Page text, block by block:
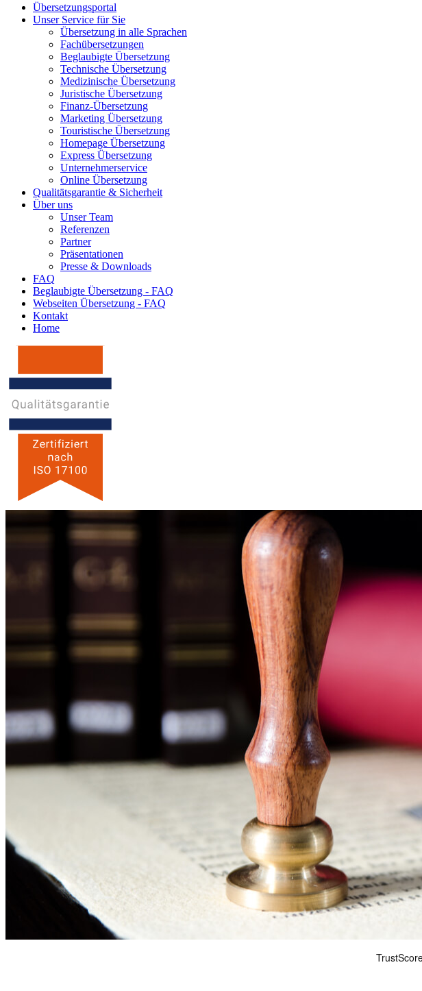
Übersetzungsportal
Unser Service für Sie
Übersetzung in alle Sprachen
Fachübersetzungen
Beglaubigte Übersetzung
Technische Übersetzung
Medizinische Übersetzung
Juristische Übersetzung
Finanz-Übersetzung
Marketing Übersetzung
Touristische Übersetzung
Homepage Übersetzung
Express Übersetzung
Unternehmerservice
Online Übersetzung
Qualitätsgarantie & Sicherheit
Über uns
Unser Team
Referenzen
Partner
Präsentationen
Presse & Downloads
FAQ
Beglaubigte Übersetzung - FAQ
Webseiten Übersetzung - FAQ
Kontakt
Home